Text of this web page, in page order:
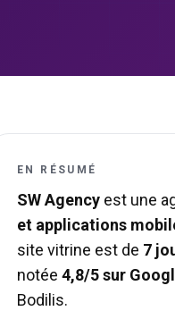
EN RÉSUMÉ
SW Agency est une
et applications
site vitrine est de 7
notée 4,8/5 sur
Bodilis.